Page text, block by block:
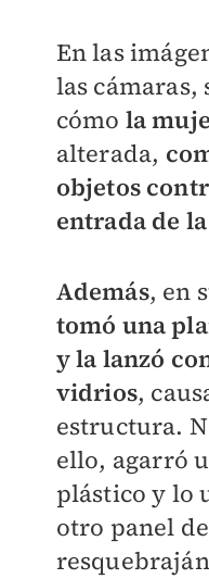
En las
las cámaras,
cómo la
alterada,
objetos
entrada de
Además, en
tomó una
y la lanzó
vidrios,
estructura.
ello, agarró
plástico y lo
otro panel